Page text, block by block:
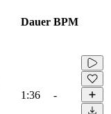
Dauer BPM
1:36 -